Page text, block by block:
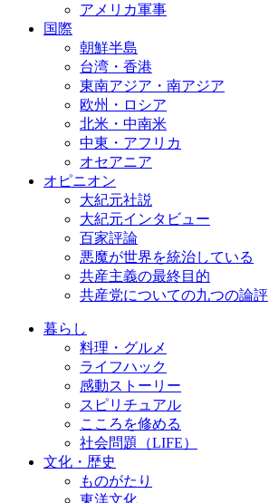
アメリカ軍事
国際
朝鮮半島
台湾・香港
東南アジア・南アジア
欧州・ロシア
北米・中南米
中東・アフリカ
オセアニア
オピニオン
大紀元社説
大紀元インタビュー
百家評論
悪魔が世界を統治している
共産主義の最終目的
共産党についての九つの論評
暮らし
料理・グルメ
ライフハック
感動ストーリー
スピリチュアル
こころを修める
社会問題（LIFE）
文化・歴史
ものがたり